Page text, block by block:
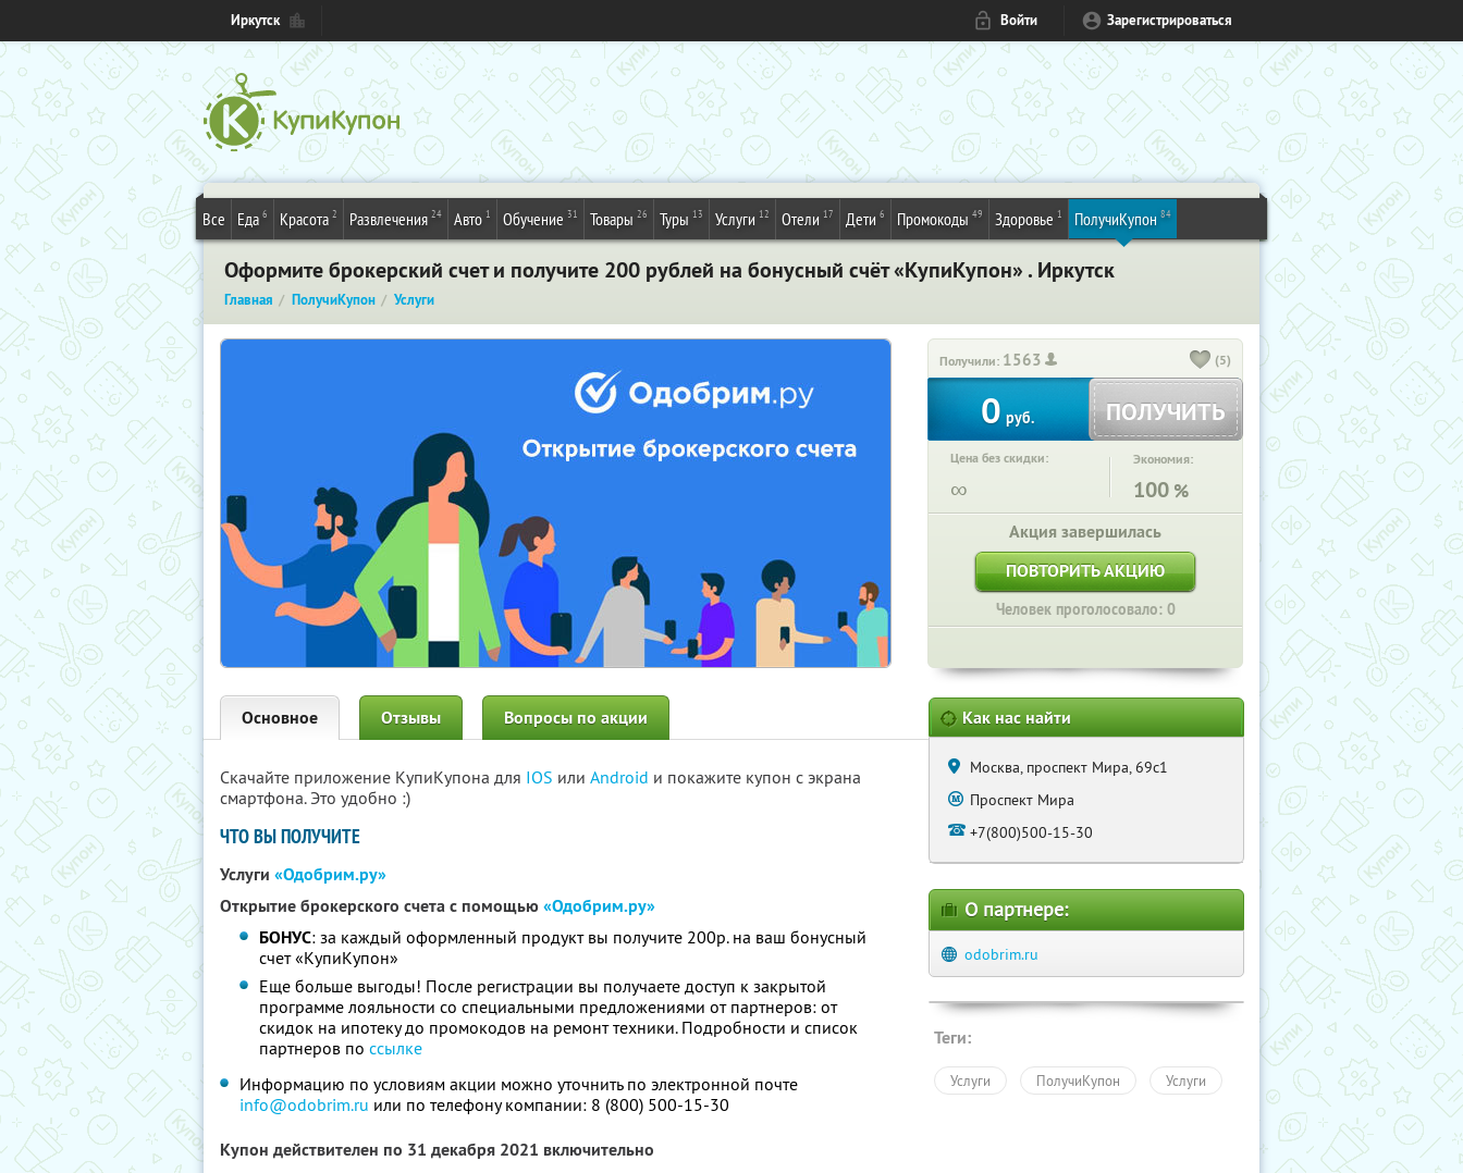
Иркутск Войти Зарегистрироваться
Все Еда 6 Красота 2 Развлечения 24 Авто 1 Обучение 31 Товары 26 Туры 13 Услуги 12 Отели 17 Дети 6 Промокоды 49 Здоровье 1 ПолучиКупон 84
Оформите брокерский счет и получите 200 рублей на бонусный счёт «КупиКупон» . Иркутск
Главная ПолучиКупон Услуги
Получили: 1563 (5)
0 руб. ПОЛУЧИТЬ
Цена без скидки:
∞
Экономия:
100 %
Акция завершилась
ПОВТОРИТЬ АКЦИЮ
Человек проголосовало: 0
Основное Отзывы Вопросы по акции
Скачайте приложение КупиКупона для IOS или Android и покажите купон с экрана
смартфона. Это удобно :)
ЧТО ВЫ ПОЛУЧИТЕ
Услуги «Одобрим.ру»
Открытие брокерского счета с помощью«Одобрим.ру»
БОНУС: за каждый оформленный продукт вы получите 200р. на ваш бонусный
счет «КупиКупон»
Еще больше выгоды! После регистрации вы получаете доступ к закрытой
программе лояльности со специальными предложениями от партнеров: от
скидок на ипотеку до промокодов на ремонт техники. Подробности и список
партнеров поссылке
Информацию по условиям акции можно уточнить по электронной почте
info@odobrim.ru или по телефону компании: 8 (800) 500-15-30
Купон действителен по 31 декабря 2021 включительно
Как нас найти
Москва, проспект Мира, 69с1
Проспект Мира
+7(800)500-15-30
О партнере:
odobrim.ru
Теги:
Услуги ПолучиКупон Услуги